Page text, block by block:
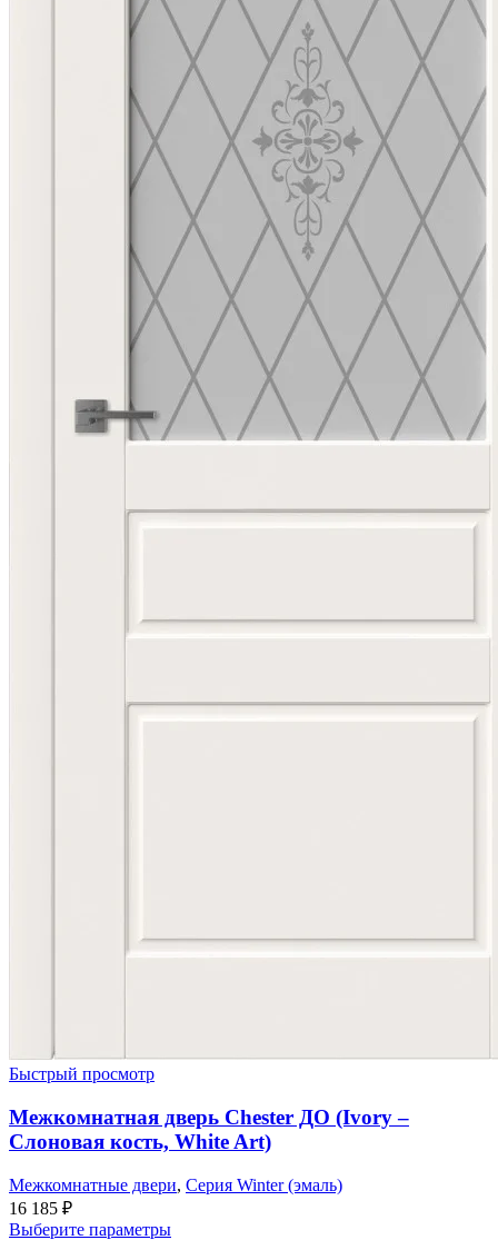
Быстрый просмотр
Межкомнатная дверь Chester ДО (Ivory –
Слоновая кость, White Art)
Межкомнатные двери, Серия Winter (эмаль)
16 185 ₽
Выберите параметры